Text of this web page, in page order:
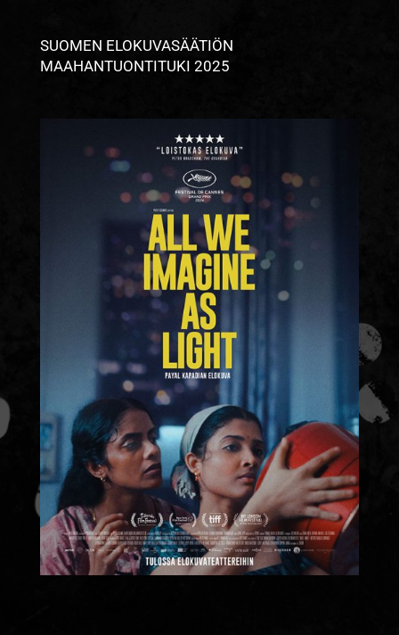
SUOMEN ELOKUVASÄÄTIÖN
MAAHANTUONTITUKI 2025